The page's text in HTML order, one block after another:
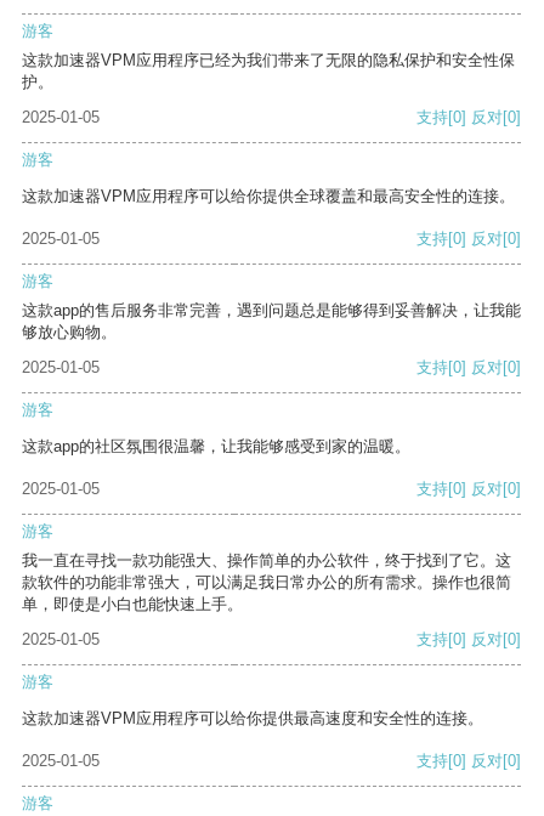
游客
这款加速器VPM应用程序已经为我们带来了无限的隐私保护和安全性保
护。
2025-01-05
支持[0] 反对[0]
游客
这款加速器VPM应用程序可以给你提供全球覆盖和最高安全性的连接。
2025-01-05 支持[0] 反对[0]
游客
这款app的售后服务非常完善，遇到问题总是能够得到妥善解决，让我能
够放心购物。
2025-01-05
支持[0] 反对[0]
游客
这款app的社区氛围很温馨，让我能够感受到家的温暖。
2025-01-05 支持[0] 反对[0]
游客
我一直在寻找一款功能强大、操作简单的办公软件，终于找到了它。这
款软件的功能非常强大，可以满足我日常办公的所有需求。操作也很简
单，即使是小白也能快速上手。
2025-01-05
支持[0] 反对[0]
游客
这款加速器VPM应用程序可以给你提供最高速度和安全性的连接。
2025-01-05 支持[0] 反对[0]
游客